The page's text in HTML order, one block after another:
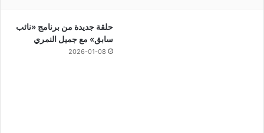
حلقة جديدة من برنامج «نائب
سابق» مع جميل النمري
2026-01-08